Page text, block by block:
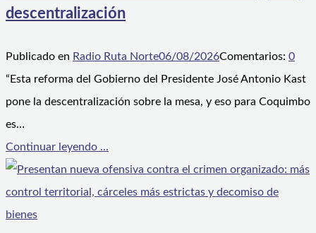
descentralización
Publicado en Radio Ruta Norte06/08/2026Comentarios: 0
“Esta reforma del Gobierno del Presidente José Antonio Kast
pone la descentralización sobre la mesa, y eso para Coquimbo
es…
Continuar leyendo ...